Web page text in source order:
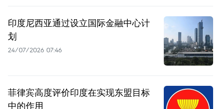
印度尼西亚通过设立国际金融中心计
划
24/07/2026 07:46
菲律宾高度评价印度在实现东盟目标
中的作用